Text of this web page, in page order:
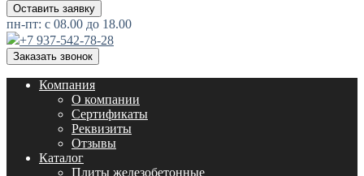
Оставить заявку
пн-пт: с 08.00 до 18.00
+7 937-542-78-28
Заказать звонок
Компания
О компании
Сертификаты
Реквизиты
Отзывы
Каталог
Плиты железобетонные